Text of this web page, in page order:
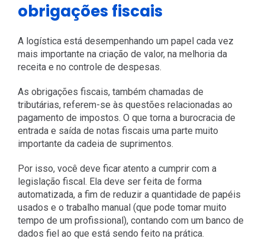
obrigações fiscais
A logística está desempenhando um papel cada vez
mais importante na criação de valor, na melhoria da
receita e no controle de despesas.
As obrigações fiscais, também chamadas de
tributárias, referem-se às questões relacionadas ao
pagamento de impostos. O que torna a burocracia de
entrada e saída de notas fiscais uma parte muito
importante da cadeia de suprimentos.
Por isso, você deve ficar atento a cumprir com a
legislação fiscal. Ela deve ser feita de forma
automatizada, a fim de reduzir a quantidade de papéis
usados e o trabalho manual (que pode tomar muito
tempo de um profissional), contando com um banco de
dados fiel ao que está sendo feito na prática.